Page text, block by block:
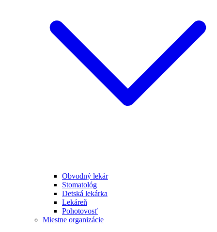
Obvodný lekár
Stomatológ
Detská lekárka
Lekáreň
Pohotovosť
Miestne organizácie